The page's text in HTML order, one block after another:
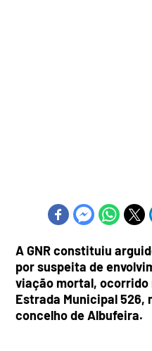
A GNR constituiu
por suspeita de
viação mortal, ocorrido
Estrada Municipal 526,
concelho de Albufeira.